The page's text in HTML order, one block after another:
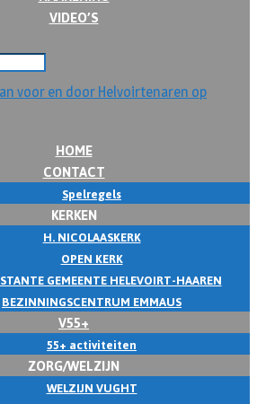
VIDEO’S
HOME
CONTACT
Spelregels
KERKEN
H. NICOLAASKERK
OPEN KERK
GEMEENTE HELEVOIRT-HAAREN
BEZINNINGSCENTRUM EMMAUS
V55+
55+ activiteiten
ZORG/WELZIJN
WELZIJN VUGHT